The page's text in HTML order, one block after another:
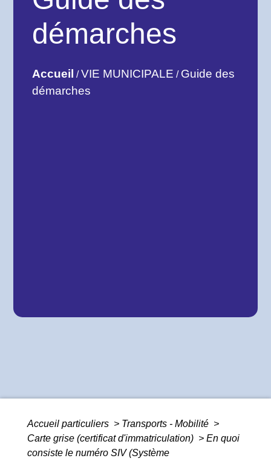
démarches
Accueil /VIE MUNICIPALE / Guide des
démarches
Accueil particuliers > Transports - Mobilité >
Carte grise (certificat d'immatriculation) > En quoi
consiste le numéro SIV (Système